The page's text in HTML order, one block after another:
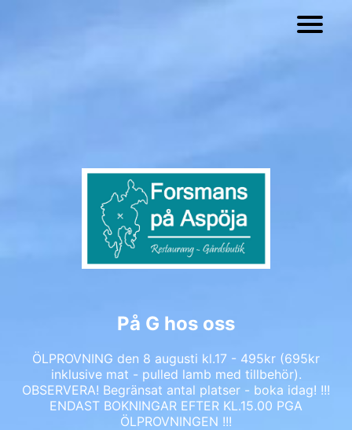
På G hos oss
ÖLPROVNING den 8 augusti kl.17 - 495kr (695kr
inklusive mat - pulled lamb med tillbehör).
OBSERVERA! Begränsat antal platser - boka idag! !!!
ENDAST BOKNINGAR EFTER KL.15.00 PGA
ÖLPROVNINGEN !!!